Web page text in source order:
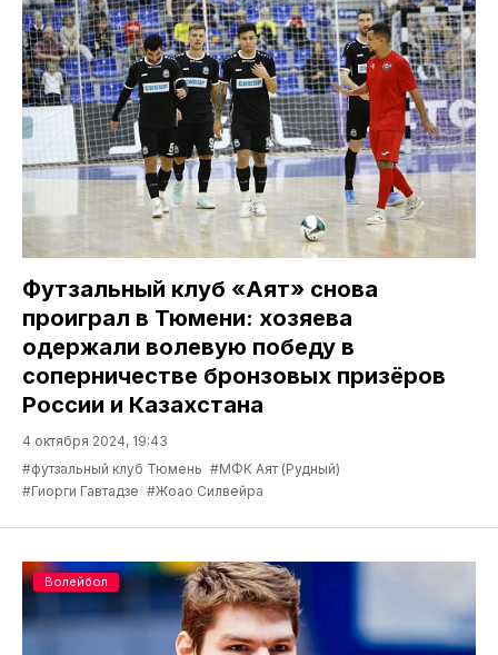
Футзальный клуб «Аят» снова
проиграл в Тюмени: хозяева
одержали волевую победу в
соперничестве бронзовых призёров
России и Казахстана
4 октября 2024, 19:43
#футзальный клуб Тюмень #МФК Аят (Рудный)
#Гиорги Гавтадзе #Жоао Силвейра
Волейбол